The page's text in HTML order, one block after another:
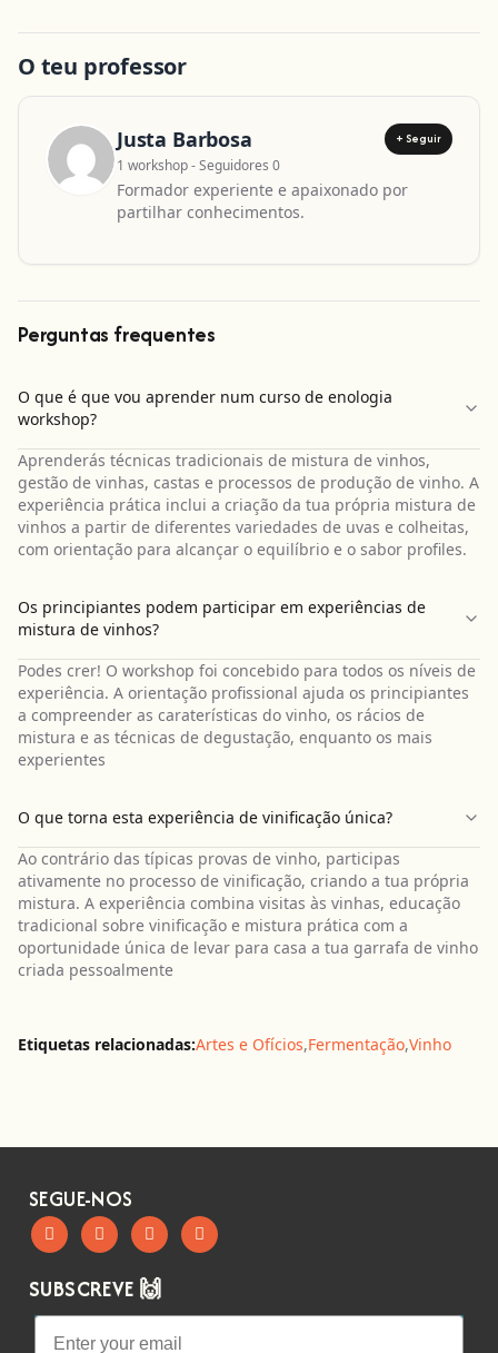
O teu professor
Justa Barbosa + Seguir
1 workshop - Seguidores 0
Formador experiente e apaixonado por
partilhar conhecimentos.
Perguntas frequentes
O que é que vou aprender num curso de enologia
workshop?
Aprenderás técnicas tradicionais de mistura de vinhos,
gestão de vinhas, castas e processos de produção de vinho. A
experiência prática inclui a criação da tua própria mistura de
vinhos a partir de diferentes variedades de uvas e colheitas,
com orientação para alcançar o equilíbrio e o sabor profiles.
Os principiantes podem participar em experiências de
mistura de vinhos?
Podes crer! O workshop foi concebido para todos os níveis de
experiência. A orientação profissional ajuda os principiantes
a compreender as caraterísticas do vinho, os rácios de
mistura e as técnicas de degustação, enquanto os mais
experientes
O que torna esta experiência de vinificação única?
Ao contrário das típicas provas de vinho, participas
ativamente no processo de vinificação, criando a tua própria
mistura. A experiência combina visitas às vinhas, educação
tradicional sobre vinificação e mistura prática com a
oportunidade única de levar para casa a tua garrafa de vinho
criada pessoalmente
Etiquetas relacionadas:Artes e Ofícios,Fermentação,Vinho
SEGUE-NOS
SUBSCREVE 🙌